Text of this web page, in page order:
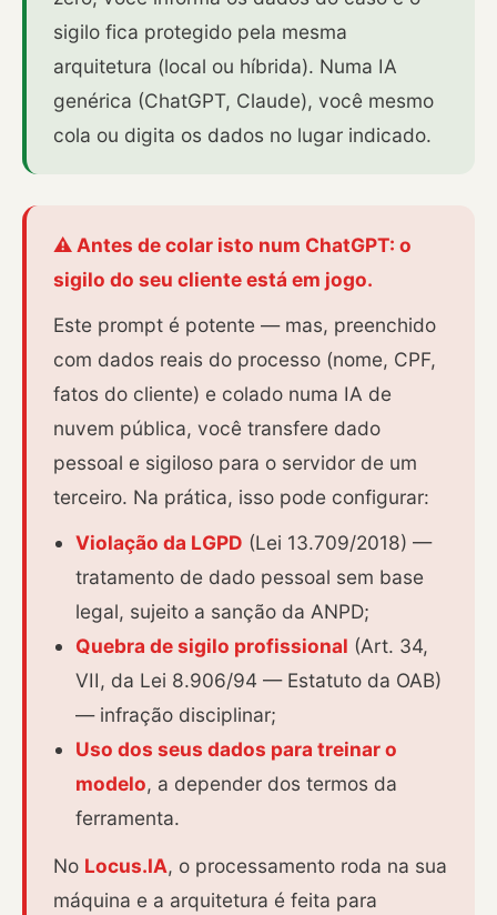
sigilo fica protegido pela mesma
arquitetura (local ou híbrida). Numa IA
genérica (ChatGPT, Claude), você mesmo
cola ou digita os dados no lugar indicado.
⚠️ Antes de colar isto num ChatGPT: o
sigilo do seu cliente está em jogo.
Este prompt é potente — mas, preenchido
com dados reais do processo (nome, CPF,
fatos do cliente) e colado numa IA de
nuvem pública, você transfere dado
pessoal e sigiloso para o servidor de um
terceiro. Na prática, isso pode configurar:
Violação da LGPD (Lei 13.709/2018) —
tratamento de dado pessoal sem base
legal, sujeito a sanção da ANPD;
Quebra de sigilo profissional (Art. 34,
VII, da Lei 8.906/94 — Estatuto da OAB)
— infração disciplinar;
Uso dos seus dados para treinar o
modelo, a depender dos termos da
ferramenta.
No Locus.IA, o processamento roda na sua
máquina e a arquitetura é feita para